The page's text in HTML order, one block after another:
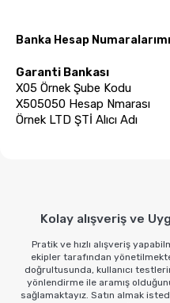
Banka Hesap
Garanti Bankası
X05 Örnek Şube Kodu
X505050 Hesap Nmarası
Örnek LTD ŞTİ Alıcı Adı
Kolay alışveriş ve
Pratik ve hızlı alışveriş
ekipler tarafından
doğrultusunda, kullanıcı
yönlendirme ile aramış
sağlamaktayız. Satın almak